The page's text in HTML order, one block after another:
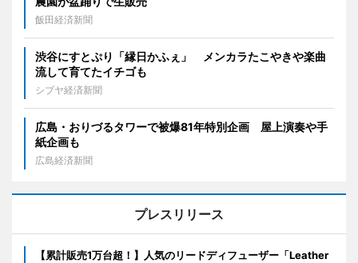
飯田経済新聞
渋谷にすとぷり「縁日かふぇ」 メンカラたこやきや楽曲
流して育てたイチゴも
シブヤ経済新聞
広島・おりづるタワーで被爆81年特別企画 屋上演奏や手
紙企画も
広島経済新聞
プレスリリース
【累計販売1万台超！】人気のリードディフューザー「Leather